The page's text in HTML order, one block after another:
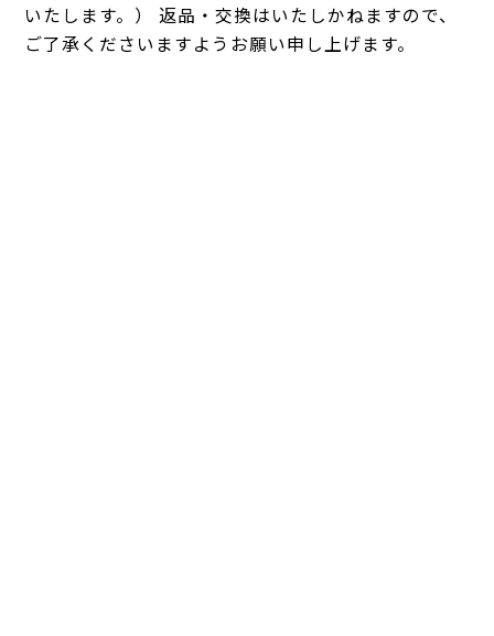
いたします。） 返品・交換はいたしかねますので、
ご了承くださいますようお願い申し上げます。